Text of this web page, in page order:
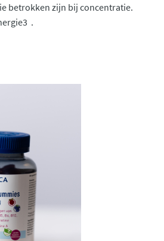
betrokken zijn bij concentratie.
.